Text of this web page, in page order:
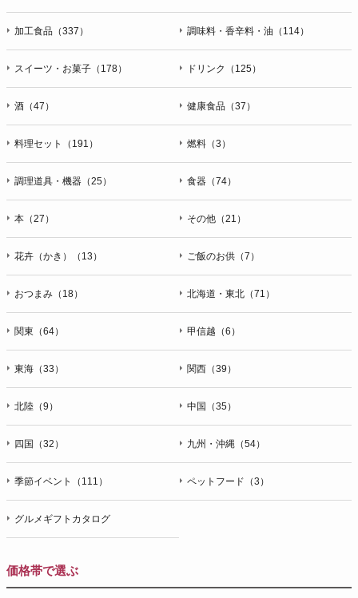
加工食品（337） 調味料・香辛料・油（114）
スイーツ・お菓子（178） ドリンク（125）
酒（47） 健康食品（37）
料理セット（191） 燃料（3）
調理道具・機器（25） 食器（74）
本（27） その他（21）
花卉（かき）（13） ご飯のお供（7）
おつまみ（18） 北海道・東北（71）
関東（64） 甲信越（6）
東海（33） 関西（39）
北陸（9） 中国（35）
四国（32） 九州・沖縄（54）
季節イベント（111） ペットフード（3）
グルメギフトカタログ
価格帯で選ぶ